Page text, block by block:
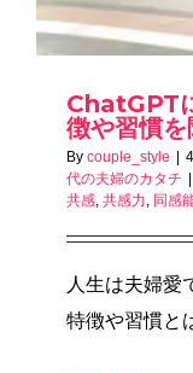
ChatGPT
徴や習慣
By couple_style
代の夫婦のカタチ
共感, 共感力, 同感
人生は夫婦愛
特徴や習慣と